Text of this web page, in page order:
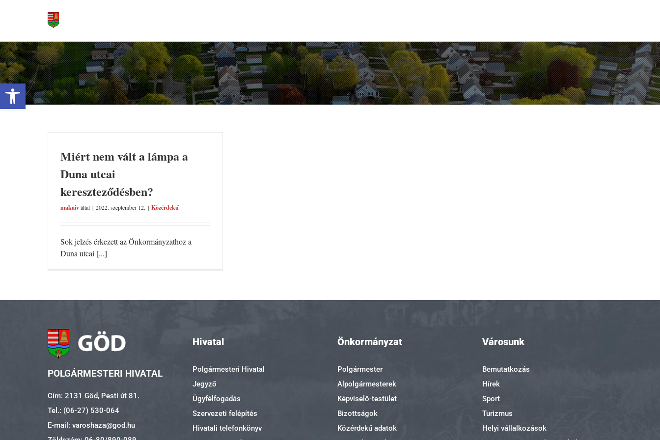
Eszköztár megnyitása
Miért nem vált a lámpa a
Duna utcai
kereszteződésben?
makaiváltal | 2022. szeptember 12. | Közérdekű
Sok jelzés érkezett az Önkormányzathoz a
Duna utcai [...]
POLGÁRMESTERI HIVATAL
Cím: 2131 Göd, Pesti út 81.
Tel.: (06-27) 530-064
E-mail: varoshaza@god.hu
Hivatal
Polgármesteri Hivatal
Jegyző
Ügyfélfogadás
Szervezeti felépítés
Hivatali telefonkönyv
Önkormányzat
Polgármester
Alpolgármesterek
Képviselő-testület
Bizottságok
Közérdekű adatok
Városunk
Bemutatkozás
Hírek
Sport
Turizmus
Helyi vállalkozások